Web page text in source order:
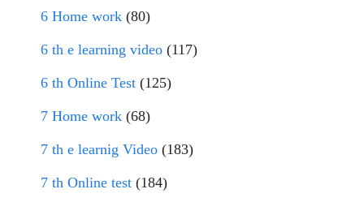
6 Home work (80)
6 th e learning video (117)
6 th Online Test (125)
7 Home work (68)
7 th e learnig Video (183)
7 th Online test (184)